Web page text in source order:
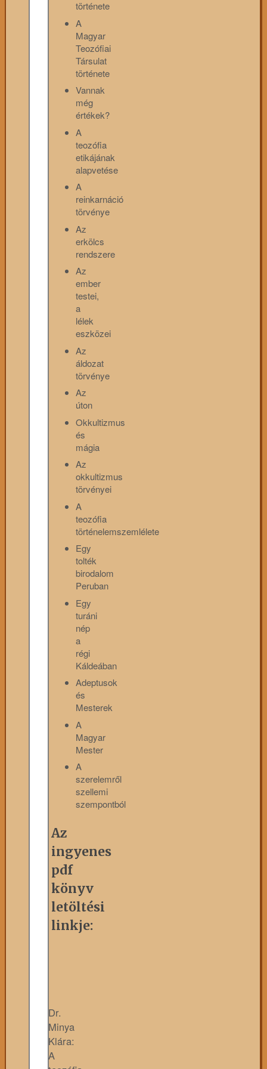
története
A
Magyar
Teozófiai
Társulat
története
Vannak
még
értékek?
A
teozófia
etikájának
alapvetése
A
reinkarnáció
törvénye
Az
erkölcs
rendszere
Az
ember
testei,
a
lélek
eszközei
Az
áldozat
törvénye
Az
úton
Okkultizmus
és
mágia
Az
okkultizmus
törvényei
A
teozófia
történelemszemlélete
Egy
tolték
birodalom
Peruban
Egy
turáni
nép
a
régi
Káldeában
Adeptusok
és
Mesterek
A
Magyar
Mester
A
szerelemről
szellemi
szempontból
Az
ingyenes
pdf
könyv
letöltési
linkje:
Dr.
Minya
Klára:
A